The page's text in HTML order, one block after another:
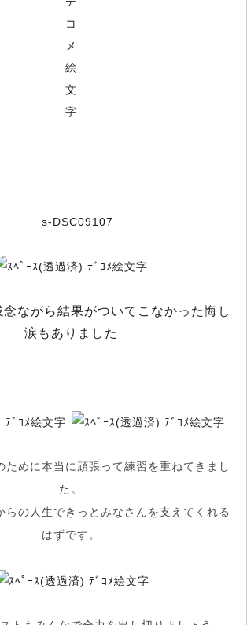
念ながら結果がついてこなかった悔し
涙もありました
ために本当に頑張って練習を重ねてきまし
た。
らの人生できっとみなさんを支えてくれる
はずです。